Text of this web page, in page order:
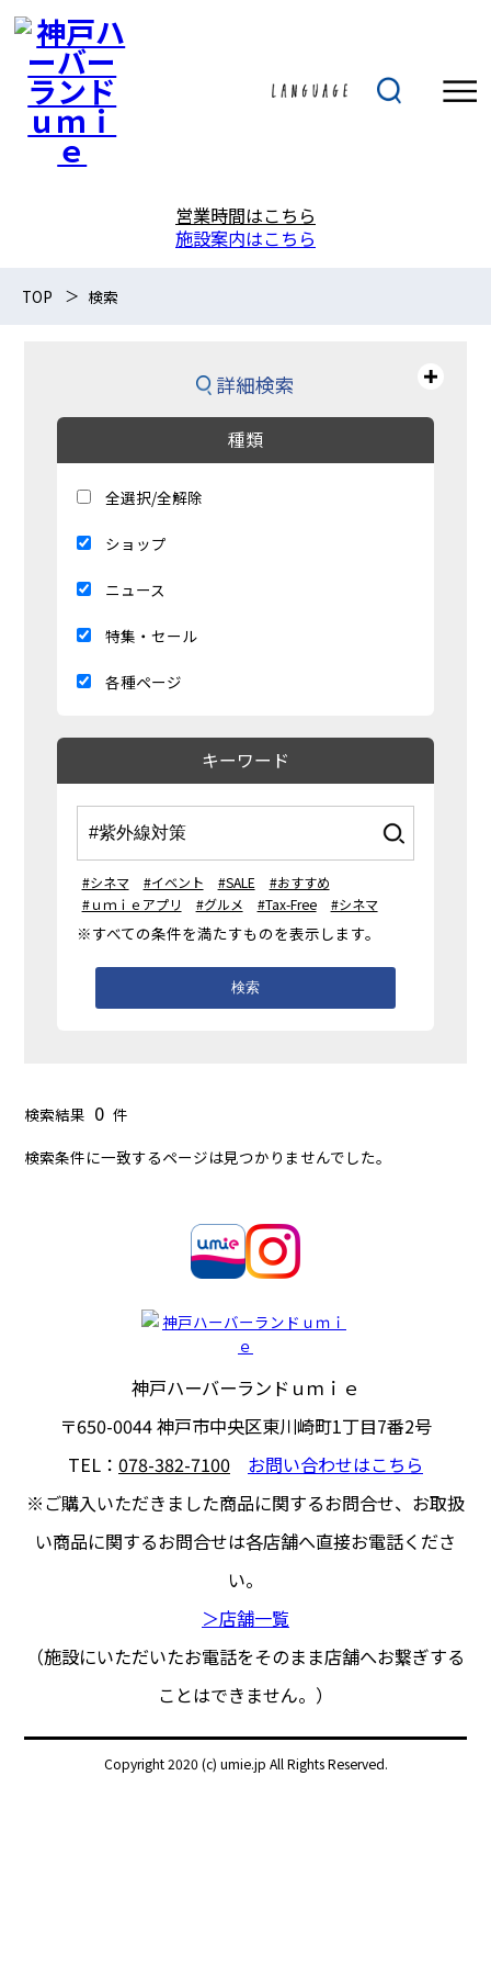
営業時間はこちら
施設案内はこちら
TOP 検索
詳細検索
種類
全選択/全解除
ショップ
ニュース
特集・セール
各種ページ
キーワード
#シネマ #イベント #SALE
#おすすめ
#ｕｍｉｅアプリ
#グルメ #Tax-Free #シネマ
※すべての条件を満たすものを表示します。
検索
検索結果 0 件
検索条件に一致するページは見つかりませんでした。
神戸ハーバーランドｕｍｉｅ
〒650-0044神戸市中央区東川崎町1丁目7番2号
TEL： 078-382-7100
お問い合わせはこちら
※ご購入いただきました商品に関するお問合せ、 お取扱
い商品に関するお問合せは各店舗へ直接お電話くださ
い。
＞店舗一覧
（施設にいただいたお電話をそのまま店舗へお繋ぎする
ことはできません。）
Copyright 2020 (c) umie.jp All Rights Reserved.